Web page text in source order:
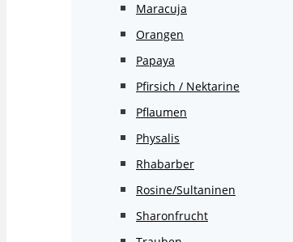
Maracuja
Orangen
Papaya
Pfirsich / Nektarine
Pflaumen
Physalis
Rhabarber
Rosine/Sultaninen
Sharonfrucht